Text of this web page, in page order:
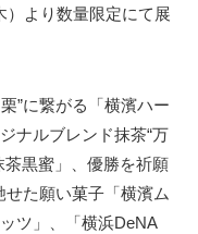
）より数量限定にて展
”に繋がる「横濱ハー
ナルブレンド抹茶“万
茶黒蜜」、優勝を祈願
た願い菓子「横濱ム
ツ」、「横浜DeNA